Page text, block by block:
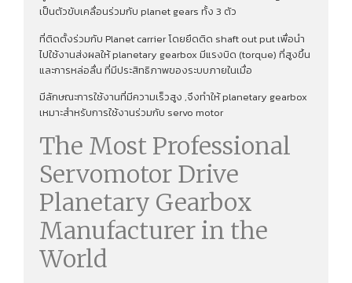
เป็นตัวขับเคลื่อนร่วมกับ planet gears ทั้ง 3 ตัว
ที่ติดตั้งร่วมกับ Planet carrier โดยยึดติด shaft out put เพื่อนํา
ไปใช้งานส่งผลให้ planetary gearbox มีแรงบิด (torque) ที่สูงขึ้น
และการหล่อลื่น ที่มีประสิทธิภาพของระบบภายในเมื่อ
มีลักษณะการใช้งานที่มีความเร็วสูง ,จึงทําให้ planetary gearbox
เหมาะสำหรับการใช้งานร่วมกับ servo motor
The Most Professional
Servomotor Drive
Planetary Gearbox
Manufacturer in the
World